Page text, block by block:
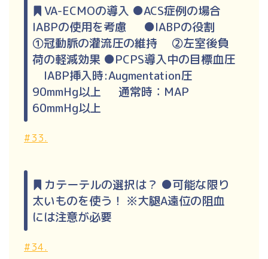
VA-ECMOの導入 ●ACS症例の場合
IABPの使用を考慮 ●IABPの役割
①冠動脈の灌流圧の維持 ②左室後負
荷の軽減効果 ●PCPS導入中の目標血圧
IABP挿入時:Augmentation圧
90mmHg以上 通常時：MAP
60mmHg以上
#33.
カテーテルの選択は？ ●可能な限り
太いものを使う！ ※大腿A遠位の阻血
には注意が必要
#34.